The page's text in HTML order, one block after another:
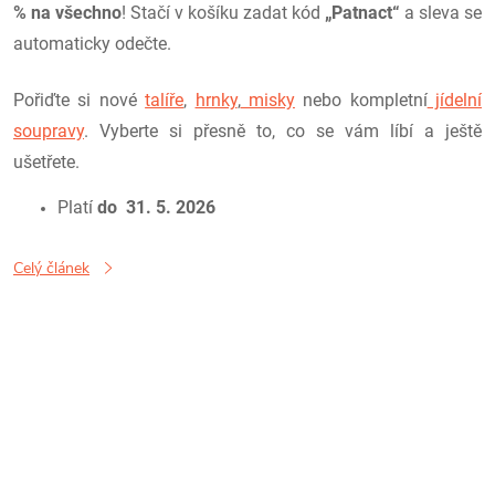
% na všechno! Stačí v košíku zadat kód „Patnact“ a sleva se
automaticky odečte.
Pořiďte si novétalíře, hrnky,miskynebo kompletníjídelní
soupravy. Vyberte si přesně to, co se vám líbí a ještě
ušetřete.
Platí do 31. 5. 2026
Celý článek